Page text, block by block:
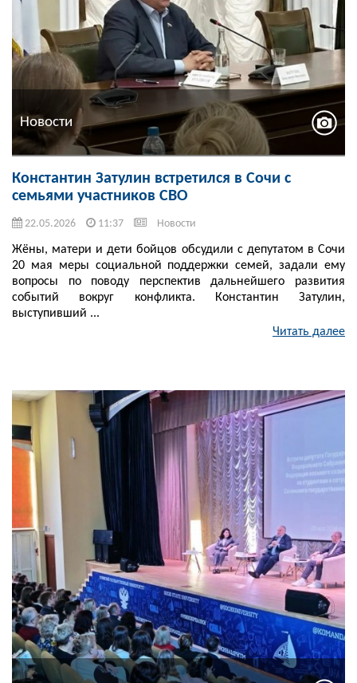
Новости
Константин Затулин встретился в Сочи с
семьями участников СВО
22.05.2026 11:37 Новости
Жёны, матери и дети бойцов обсудили с депутатом в Сочи
20 мая меры социальной поддержки семей, задали ему
вопросы по поводу перспектив дальнейшего развития
событий вокруг конфликта. Константин Затулин,
выступивший ...
Читать далее